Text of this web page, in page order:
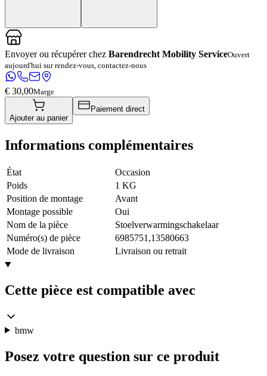
Envoyer ou récupérer chez Barendrecht Mobility ServiceOuvert
aujourd'hui sur rendez-vous, contactez-nous
€ 30,00Marge
Ajouter au panier
Paiement direct
Informations complémentaires
État
Occasion
Poids
1 KG
Position de montage
Avant
Montage possible
Oui
Nom de la pièce
Stoelverwarmingschakelaar
Numéro(s) de pièce
6985751,13580663
Mode de livraison
Livraison ou retrait
Cette pièce est compatible avec
bmw
Posez votre question sur ce produit